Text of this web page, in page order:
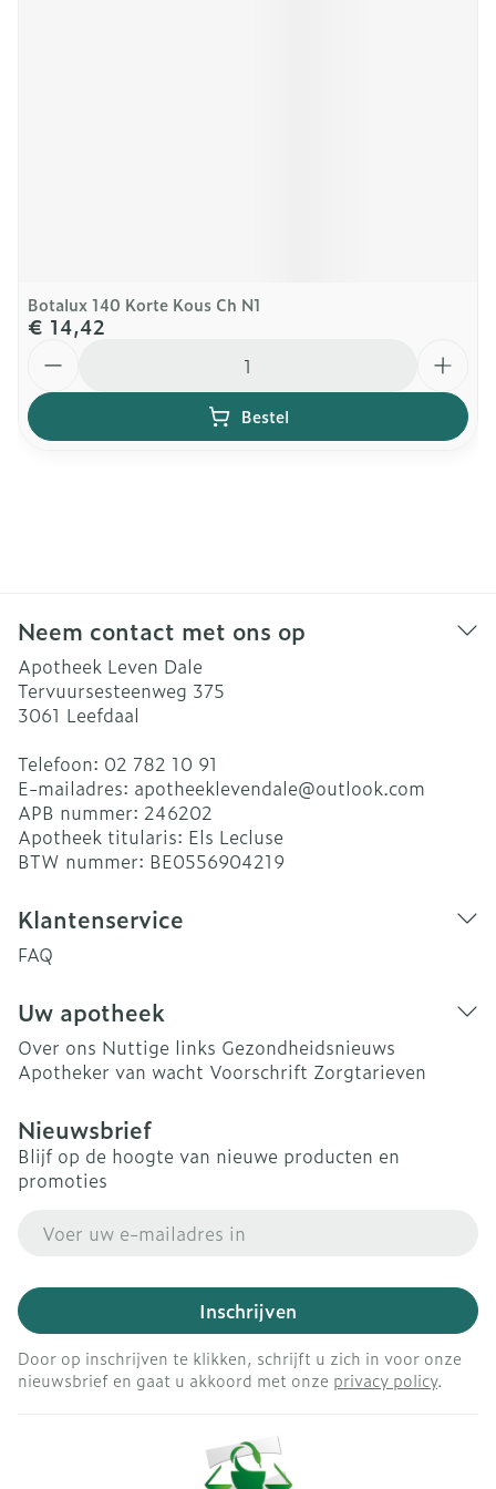
Botalux 140 Korte Kous Ch N1
€ 14,42
Bestel
Neem contact met ons op
Apotheek Leven Dale
Tervuursesteenweg 375
3061 Leefdaal
Telefoon: 02 782 10 91
E-mailadres: apotheeklevendale@outlook.com
APB nummer: 246202
Apotheek titularis: Els Lecluse
BTW nummer: BE0556904219
Klantenservice
FAQ
Uw apotheek
Over ons Nuttige links Gezondheidsnieuws
Apotheker van wacht Voorschrift Zorgtarieven
Nieuwsbrief
Blijf op de hoogte van nieuwe producten en
promoties
Inschrijven
Door op inschrijven te klikken, schrijft u zich in voor onze
nieuwsbrief en gaat u akkoord met onze privacy policy.